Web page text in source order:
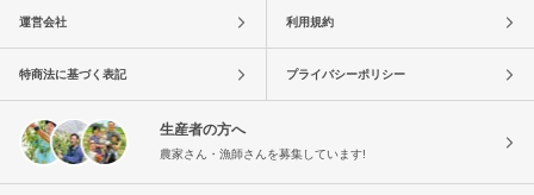
運営会社 利用規約
特商法に基づく表記 プライバシーポリシー
生産者の方へ
農家さん・漁師さんを募集しています!